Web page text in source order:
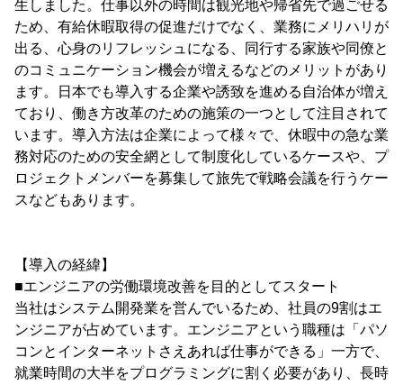
生しました。仕事以外の時間は観光地や帰省先で過ごせる
ため、有給休暇取得の促進だけでなく、業務にメリハリが
出る、心身のリフレッシュになる、同行する家族や同僚と
のコミュニケーション機会が増えるなどのメリットがあり
ます。日本でも導入する企業や誘致を進める自治体が増え
ており、働き方改革のための施策の一つとして注目されて
います。導入方法は企業によって様々で、休暇中の急な業
務対応のための安全網として制度化しているケースや、プ
ロジェクトメンバーを募集して旅先で戦略会議を行うケー
スなどもあります。
【導入の経緯】
■エンジニアの労働環境改善を目的としてスタート
当社はシステム開発業を営んでいるため、社員の9割はエ
ンジニアが占めています。エンジニアという職種は「パソ
コンとインターネットさえあれば仕事ができる」一方で、
就業時間の大半をプログラミングに割く必要があり、長時